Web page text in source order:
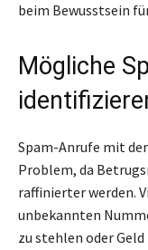
beim Bewusstsein
Mögliche
Spam-Anrufe mit
Problem, da
raffinierter werden.
unbekannten
zu stehlen oder